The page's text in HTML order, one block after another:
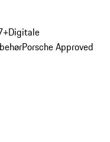
Digitale
Porsche Approved